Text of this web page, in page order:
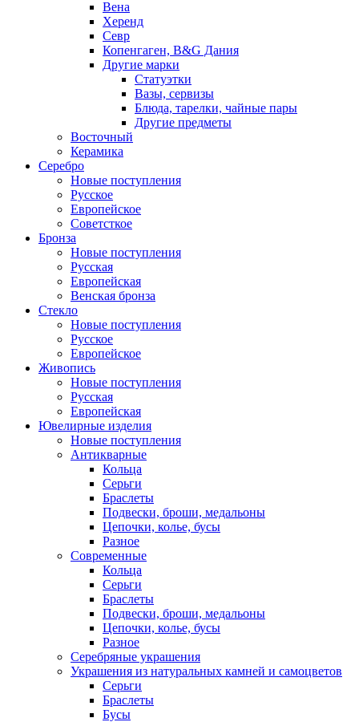
Вена
Херенд
Севр
Копенгаген, B&G Дания
Другие марки
Статуэтки
Вазы, сервизы
Блюда, тарелки, чайные пары
Другие предметы
Восточный
Керамика
Серебро
Новые поступления
Русское
Европейское
Советсткое
Бронза
Новые поступления
Русская
Европейская
Венская бронза
Стекло
Новые поступления
Русское
Европейское
Живопись
Новые поступления
Русская
Европейская
Ювелирные изделия
Новые поступления
Антикварные
Кольца
Серьги
Браслеты
Подвески, броши, медальоны
Цепочки, колье, бусы
Разное
Современные
Кольца
Серьги
Браслеты
Подвески, броши, медальоны
Цепочки, колье, бусы
Разное
Серебряные украшения
Украшения из натуральных камней и самоцветов
Серьги
Браслеты
Бусы